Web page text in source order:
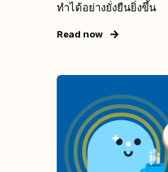
ทำได้อย่างยั่งยืนยิ่งขึ้น
Read now